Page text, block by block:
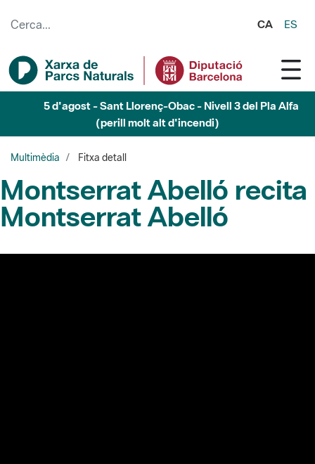
CA ES
5 d'agost - Sant Llorenç-Obac - Nivell 3 del Pla Alfa
(perill molt alt d'incendi)
Multimèdia Fitxa detall
Montserrat Abelló recita
Montserrat Abelló